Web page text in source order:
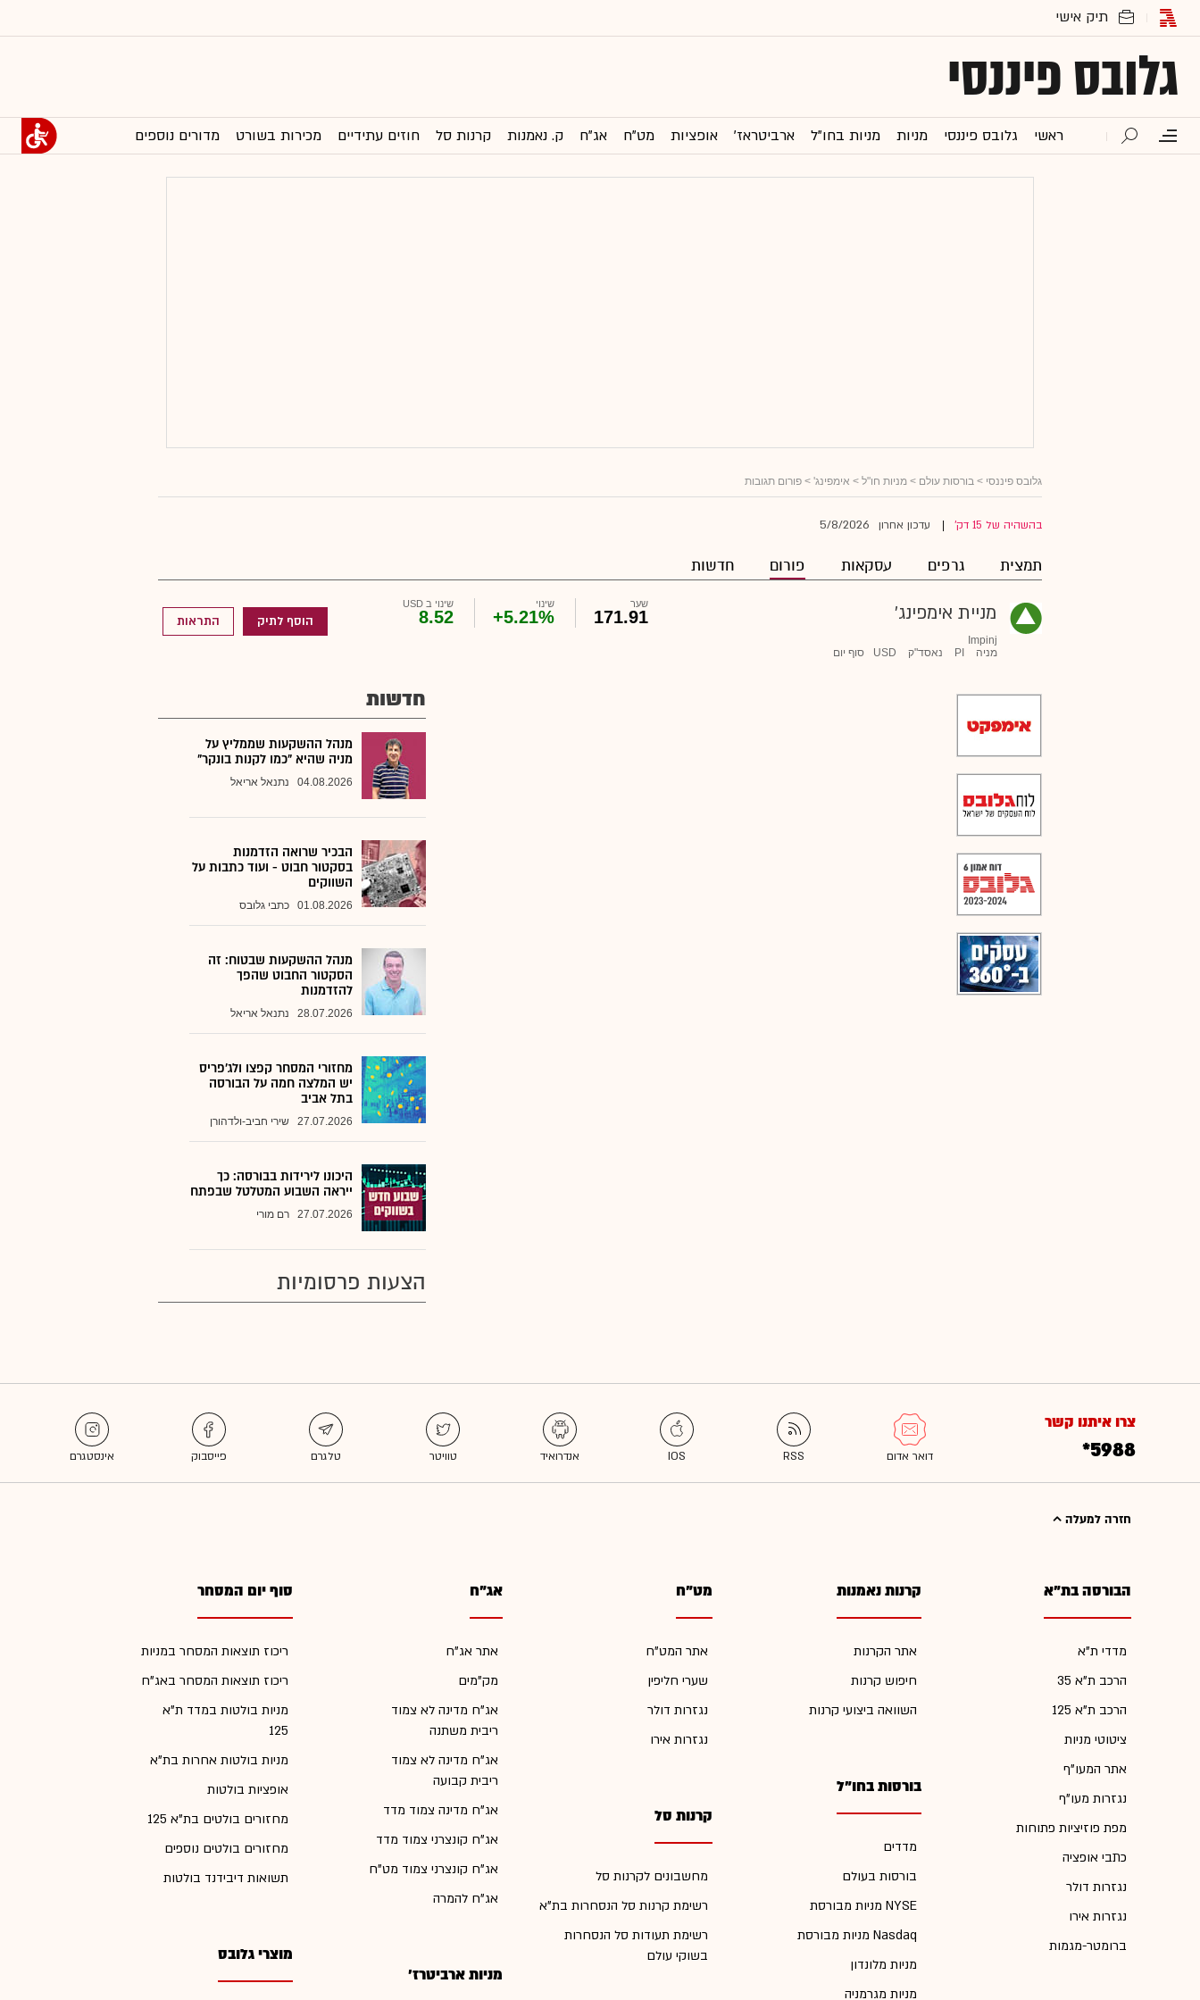
גלובס פיננסי
ראשי גלובס פיננסי מניות מניות בחו"ל ארביטראז' אופציות מט"ח אג"ח ק. נאמנות קרנות סל חוזים עתידיים מכירות בשורט מדורים נוספים
גלובס פיננסי > בורסות עולם > מניות חו"ל > אימפינג' > פורום תגובות
בהשהיה של 15 דק' עדכון אחרון 5/8/2026
תמצית גרפים עסקאות פורום חדשות
מניית אימפינג'
Impinj
מניה
PI נאסד"ק USD סוף יום
שער
171.91
שינוי
+5.21%
שינוי ב USD
8.52 הוסף לתיק התראות
חדשות
מנהל ההשקעות שממליץ על
מניה שהיא "כמו לקנות בונקר"
04.08.2026 נתנאל אריאל
הבכיר שרואה הזדמנות
בסקטור חבוט - ועוד כתבות על
השווקים
01.08.2026 כתבי גלובס
מנהל ההשקעות שבטוח: זה
הסקטור החבוט שהפך
להזדמנות
28.07.2026 נתנאל אריאל
מחזורי המסחר קפצו ולג'פריס
יש המלצה חמה על הבורסה
בתל אביב
27.07.2026 שירי חביב-ולדהורן
היכונו לירידות בבורסה: כך
ייראה השבוע המטלטל שבפתח
27.07.2026 רם מורי
הצעות פרסומיות
צרו איתנו קשר
*5988
חזרה למעלה
הבורסה בת"א
מדדי ת"א
הרכב ת"א 35
הרכב ת"א 125
ציטוטי מניות
אתר המעו"ף
נגזרות מעו"ף
מפת פוזיציות פתוחות
כתבי אופציה
נגזרות דולר
נגזרות אירו
ברומטר-מגמות
קרנות נאמנות
אתר הקרנות
חיפוש קרנות
השוואה ביצועי קרנות
בורסות בחו"ל
מדדים
בורסות בעולם
מניות מבורסת NYSE
מניות מבורסת Nasdaq
מניות מלונדון
מניות מגרמניה
מט"ח
אתר המט"ח
שערי חליפין
נגזרות דולר
נגזרות אירו
קרנות סל
מחשבונים לקרנות סל
רשימת קרנות סל הנסחרות בת"א
רשימת תעודות סל הנסחרות
בשוקי עולם
אג"ח
אתר אג"ח
מק"מים
אג"ח מדינה לא צמוד
ריבית משתנה
אג"ח מדינה לא צמוד
ריבית קבועה
אג"ח מדינה צמוד מדד
אג"ח קונצרני צמוד מדד
אג"ח קונצרני צמוד מט"ח
אג"ח להמרה
מניות ארביטרז'
סוף יום המסחר
ריכוז תוצאות המסחר במניות
ריכוז תוצאות המסחר באג"ח
מניות בולטות במדד ת"א
125
מניות בולטות אחרות בת"א
אופציות בולטות
מחזורים בולטים בת"א 125
מחזורים בולטים נוספים
תשואות דיבידנד בולטות
מוצרי גלובס